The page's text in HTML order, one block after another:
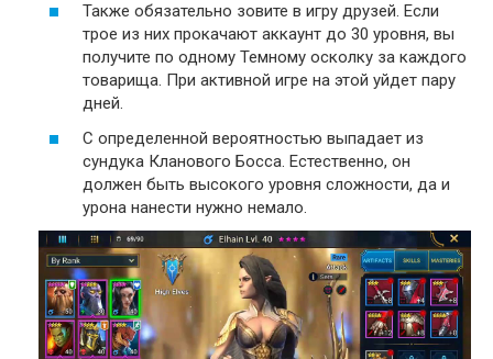
Также обязательно зовите в игру друзей. Если
трое из них прокачают аккаунт до 30 уровня, вы
получите по одному Темному осколку за каждого
товарища. При активной игре на этой уйдет пару
дней.
С определенной вероятностью выпадает из
сундука Кланового Босса. Естественно, он
должен быть высокого уровня сложности, да и
урона нанести нужно немало.